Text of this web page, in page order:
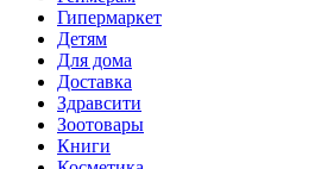
Гипермаркет
Детям
Для дома
Доставка
Здравсити
Зоотовары
Книги